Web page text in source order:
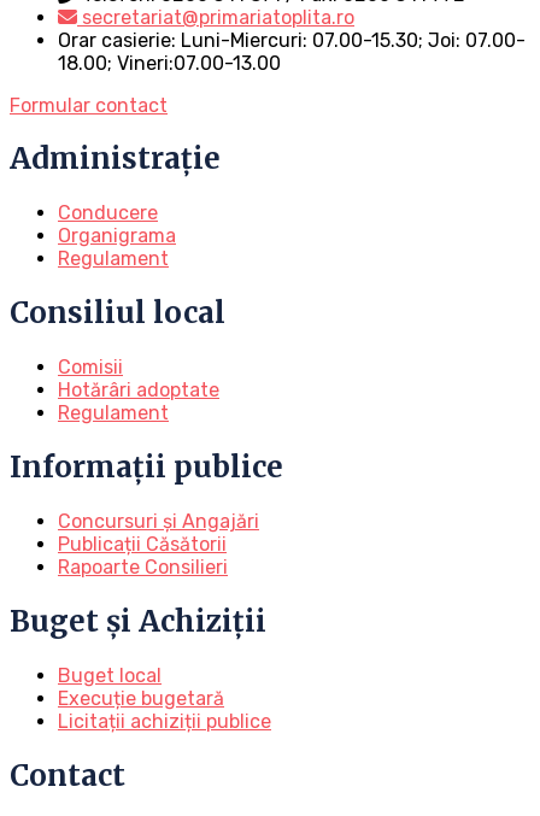
secretariat@primariatoplita.ro
Orar casierie: Luni-Miercuri: 07.00-15.30; Joi: 07.00-
18.00; Vineri:07.00-13.00
Formular contact
Administrație
Conducere
Organigrama
Regulament
Consiliul local
Comisii
Hotărâri adoptate
Regulament
Informații publice
Concursuri și Angajări
Publicații Căsătorii
Rapoarte Consilieri
Buget și Achiziții
Buget local
Execuție bugetară
Licitații achiziții publice
Contact